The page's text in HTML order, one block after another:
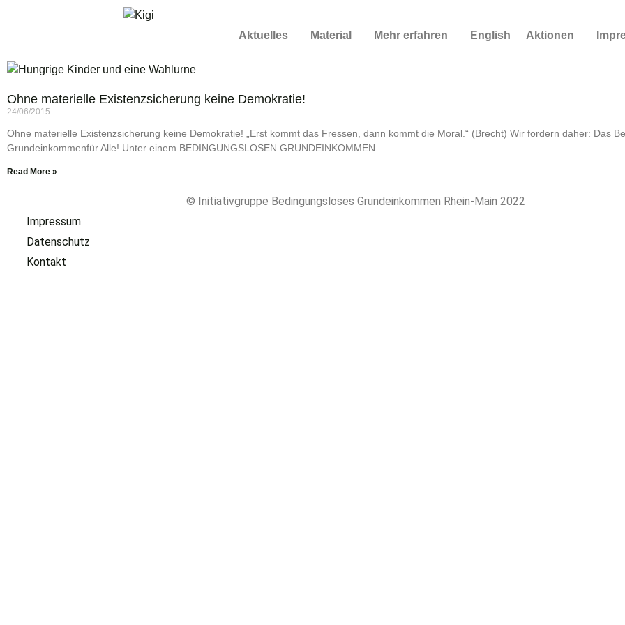
Aktuelles Material Mehr erfahren English Aktionen
Ohne materielle Existenzsicherung keine Demokratie!
24/06/2015
Ohne materielle Existenzsicherung keine Demokratie! „Erst kommt das Fressen, dann kommt die Moral.“ (Brecht) Wir fordern daher: Das
Grundeinkommenfür Alle! Unter einem BEDINGUNGSLOSEN GRUNDEINKOMMEN
Read More »
© Initiativgruppe Bedingungsloses Grundeinkommen Rhein-Main 2022
Impressum
Datenschutz
Kontakt